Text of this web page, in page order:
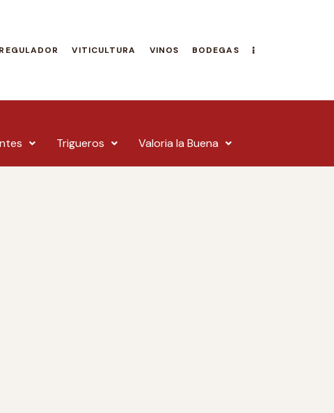
VITICULTURA VINOS BODEGAS
Trigueros Valoria la Buena